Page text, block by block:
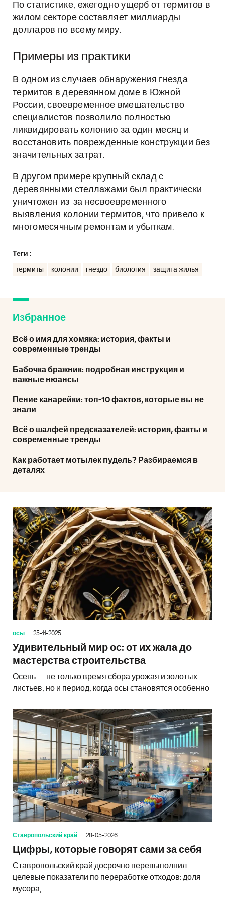
По статистике, ежегодно ущерб от термитов в
жилом секторе составляет миллиарды
долларов по всему миру.
Примеры из практики
В одном из случаев обнаружения гнезда
термитов в деревянном доме в Южной
России, своевременное вмешательство
специалистов позволило полностью
ликвидировать колонию за один месяц и
восстановить поврежденные конструкции без
значительных затрат.
В другом примере крупный склад с
деревянными стеллажами был практически
уничтожен из-за несвоевременного
выявления колонии термитов, что привело к
многомесячным ремонтам и убыткам.
Теги :
термиты колонии гнездо биология защита жилья
Избранное
Всё о имя для хомяка: история, факты и
современные тренды
Бабочка бражник: подробная инструкция и
важные нюансы
Пение канарейки: топ-10 фактов, которые вы не
знали
Всё о шалфей предсказателей: история, факты и
современные тренды
Как работает мотылек пудель? Разбираемся в
деталях
осы 25-11-2025
Удивительный мир ос: от их жала до
мастерства строительства
Осень — не только время сбора урожая и золотых
листьев, но и период, когда осы становятся особенно
Ставропольский край 28-05-2026
Цифры, которые говорят сами за себя
Ставропольский край досрочно перевыполнил
целевые показатели по переработке отходов: доля
мусора,